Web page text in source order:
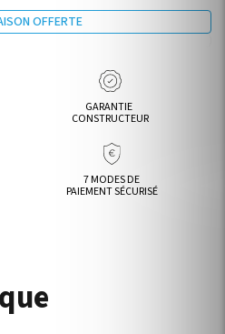
OFFERTE
GARANTIE
CONSTRUCTEUR
7 MODES DE
PAIEMENT SÉCURISÉ